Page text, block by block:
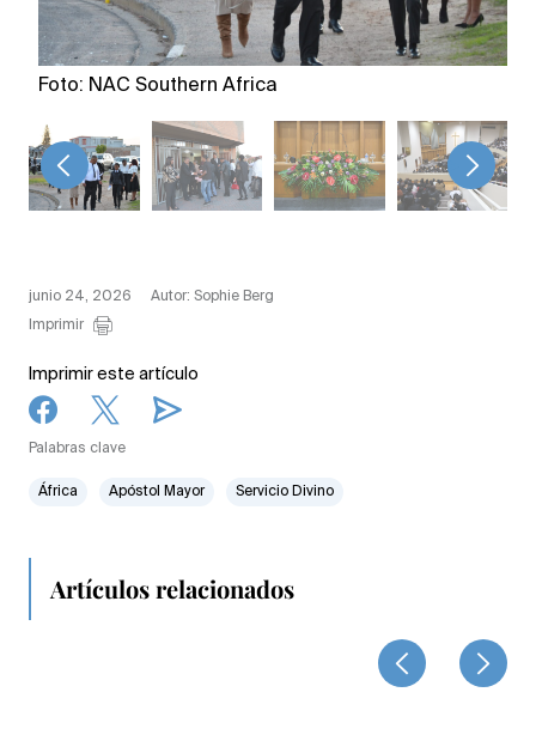
Foto: NAC Southern Africa
< >
junio 24, 2026
Autor: Sophie Berg
Imprimir
Imprimir este artículo
Palabras clave
África Apóstol Mayor Servicio Divino
Artículos relacionados